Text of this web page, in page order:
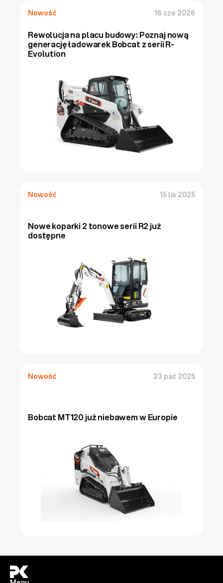
Nowość 16 cze 2026
Rewolucja na placu budowy: Poznaj nową
generację ładowarek Bobcat z serii R-
Evolution
Nowość 15 lis 2025
Nowe koparki 2 tonowe serii R2 już
dostępne
Nowość 23 paź 2025
Bobcat MT120 już niebawem w Europie